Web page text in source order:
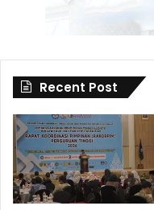
Recent Post